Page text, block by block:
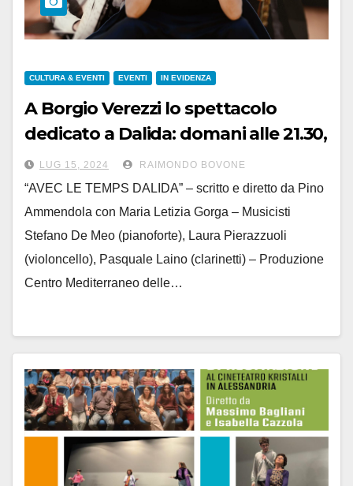
CULTURA & EVENTI EVENTI IN EVIDENZA
A Borgio Verezzi lo spettacolo
dedicato a Dalida: domani alle 21.30,
piazza Sant’Agostino
LUG 15, 2024 RAIMONDO BOVONE
“AVEC LE TEMPS DALIDA” – scritto e diretto da Pino
Ammendola con Maria Letizia Gorga – Musicisti
Stefano De Meo (pianoforte), Laura Pierazzuoli
(violoncello), Pasquale Laino (clarinetti) – Produzione
Centro Mediterraneo delle…